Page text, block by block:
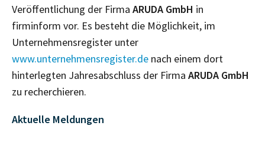
Veröffentlichung der Firma ARUDA GmbH in
firminform vor. Es besteht die Möglichkeit, im
Unternehmensregister unter
www.unternehmensregister.de nach einem dort
hinterlegten Jahresabschluss der Firma ARUDA GmbH
zu recherchieren.
Aktuelle Meldungen